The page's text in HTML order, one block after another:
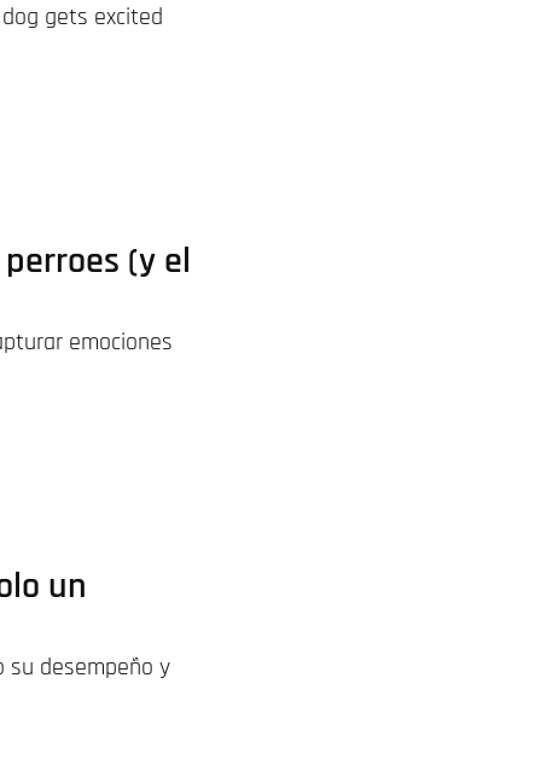
gets excited
(y el
emociones
un
su desempeño y